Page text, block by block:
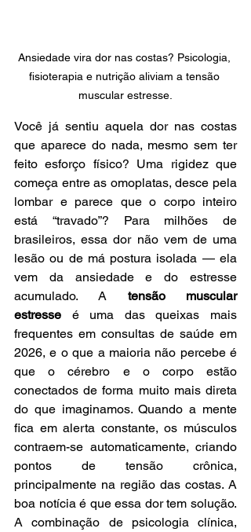
Ansiedade vira dor nas costas? Psicologia,
fisioterapia e nutrição aliviam a tensão
muscular estresse.
Você já sentiu aquela dor nas costas
que aparece do nada, mesmo sem ter
feito esforço físico? Uma rigidez que
começa entre as omoplatas, desce pela
lombar e parece que o corpo inteiro
está “travado”? Para milhões de
brasileiros, essa dor não vem de uma
lesão ou de má postura isolada — ela
vem da ansiedade e do estresse
acumulado. A tensão muscular
estresse é uma das queixas mais
frequentes em consultas de saúde em
2026, e o que a maioria não percebe é
que o cérebro e o corpo estão
conectados de forma muito mais direta
do que imaginamos. Quando a mente
fica em alerta constante, os músculos
contraem-se automaticamente, criando
pontos de tensão crônica,
principalmente na região das costas. A
boa notícia é que essa dor tem solução.
A combinação de psicologia clínica,